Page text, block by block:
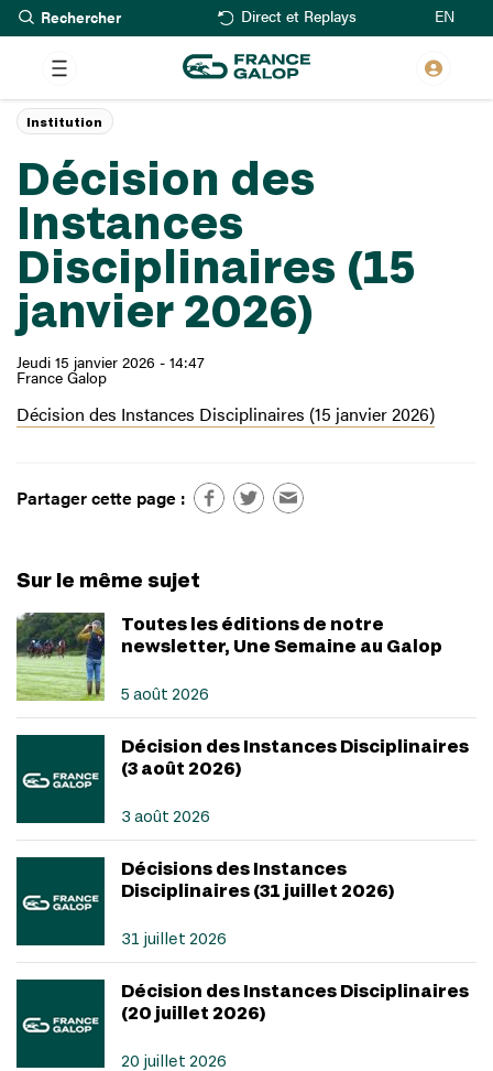
Aller
au
contenu
principal
Rechercher Direct et Replays EN
Décision des
Instances
Disciplinaires (15
janvier 2026)
Jeudi 15 janvier 2026 - 14:47
France Galop
Institution
Décision des Instances Disciplinaires (15 janvier 2026)
Partager cette page :
Sur le même sujet
Toutes les éditions de notre
newsletter, Une Semaine au Galop
5 août 2026
Décision des Instances Disciplinaires
(3 août 2026)
3 août 2026
Décisions des Instances
Disciplinaires (31 juillet 2026)
31 juillet 2026
Décision des Instances Disciplinaires
(20 juillet 2026)
20 juillet 2026